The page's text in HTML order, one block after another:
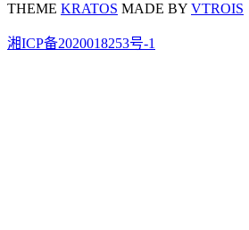
THEME KRATOS MADE BY VTROIS
湘ICP备2020018253号-1